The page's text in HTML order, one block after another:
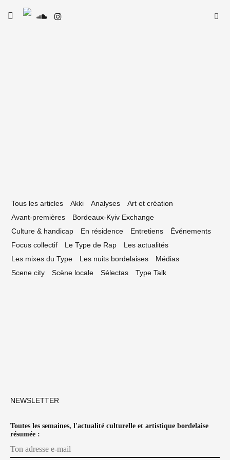
Skip
toggle
Tous les articles Akki Analyses
Art et création
Avant-premières
Bordeaux-Kyiv Exchange
Culture & handicap
En résidence Entretiens
Événements
Focus collectif
Le Type de Rap
Les actualités
Les mixes du Type
Les nuits bordelaises
Médias
Scene city
Scène locale Sélectas Type Talk
NEWSLETTER
Toutes les semaines, l'actualité culturelle et artistique bordelaise
résumée :